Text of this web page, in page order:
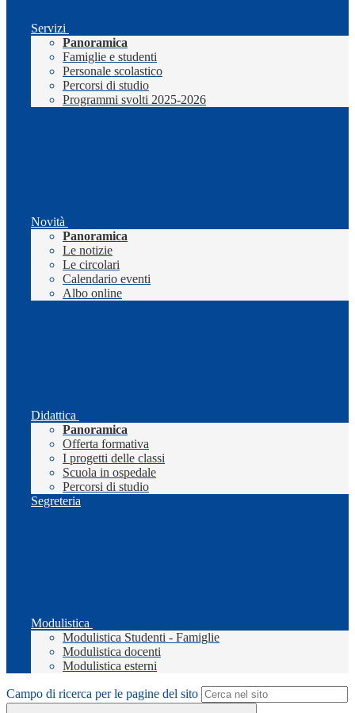
Servizi
Panoramica
Famiglie e studenti
Personale scolastico
Percorsi di studio
Programmi svolti 2025-2026
Novità
Panoramica
Le notizie
Le circolari
Calendario eventi
Albo online
Didattica
Panoramica
Offerta formativa
I progetti delle classi
Scuola in ospedale
Percorsi di studio
Segreteria
Modulistica
Modulistica Studenti - Famiglie
Modulistica docenti
Modulistica esterni
Campo di ricerca per le pagine del sito